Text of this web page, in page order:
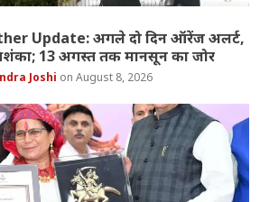
Update: अगले दो दिन ऑरेंज अलर्ट,
13 अगस्त तक मानसून का जोर
Joshi August 8, 2026